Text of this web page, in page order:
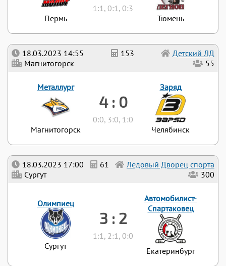
18.03.2023 17:00 61
Ледовый Дворец спорта
Сургут
300
Олимпиец
Сургут
3 : 2
1:1, 2:1, 0:0
Автомобилист-
Спартаковец
Екатеринбург
18.03.2023 14:55 153
Детский ЛД
Магнитогорск
55
Металлург
Магнитогорск
4 : 0
0:0, 3:0, 1:0
Заряд
Челябинск
Пермь
1:1, 0:1, 0:3
Тюмень